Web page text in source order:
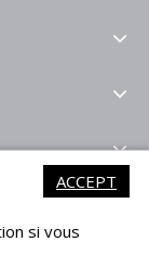
ACCEPT
si vous